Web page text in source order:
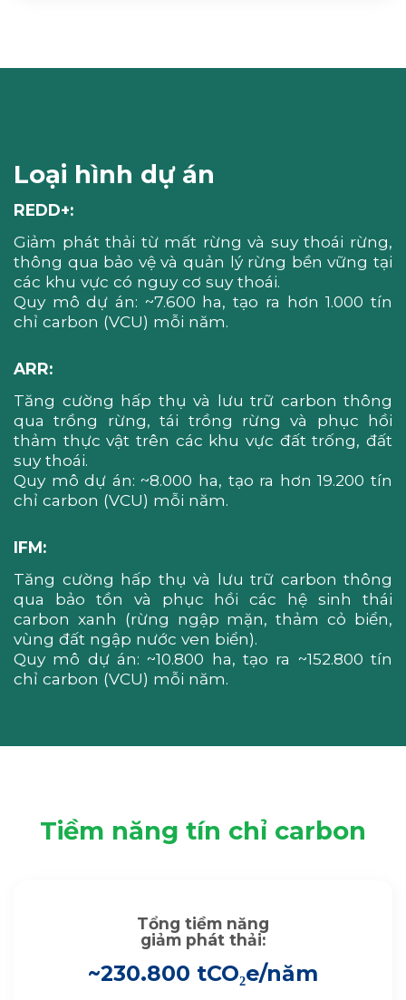
Loại hình dự án
REDD+:
Giảm phát thải từ mất rừng và suy thoái rừng,
thông qua bảo vệ và quản lý rừng bền vững tại
các khu vực có nguy cơ suy thoái.
Quy mô dự án: ~7.600 ha, tạo ra hơn 1.000 tín
chỉ carbon (VCU) mỗi năm.
ARR:
Tăng cường hấp thụ và lưu trữ carbon thông
qua trồng rừng, tái trồng rừng và phục hồi
thảm thực vật trên các khu vực đất trống, đất
suy thoái.
Quy mô dự án: ~8.000 ha, tạo ra hơn 19.200 tín
chỉ carbon (VCU) mỗi năm.
IFM:
Tăng cường hấp thụ và lưu trữ carbon thông
qua bảo tồn và phục hồi các hệ sinh thái
carbon xanh (rừng ngập mặn, thảm cỏ biển,
vùng đất ngập nước ven biển).
Quy mô dự án: ~10.800 ha, tạo ra ~152.800 tín
chỉ carbon (VCU) mỗi năm.
Tiềm năng tín chỉ carbon
Tổng tiềm năng
giảm phát thải:
~230.800 tCO₂e/năm